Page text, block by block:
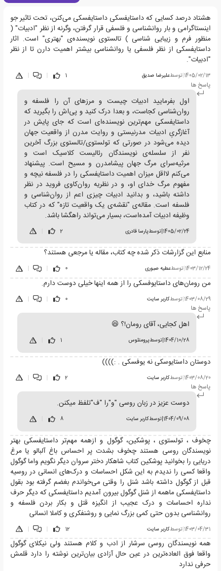
هشتاد درصد کسایی که داستایفسکی داستایفسکی می‌کنن، تحت تاثیر جو
اینستاگرامی و بار روانشناسی و فلسفی قرار گرفتن، وگرنه از نظر "ادبیات" (
منظور فرم و زیبایی شناسی ) تالستوی نویسنده‌ی "بهتری" است. اثار
داستایفسکی از نظر فلسفی یا روانشناسی بیشتر اهمیت دارن تا از نظر
"ادبیات".
1405/02/13
|توسطعلیرضا صدیق 1
|
|
پاسخ ها
اول بفرمایید ادبیات چیست و مرزهای آن را فلسفه و
روان‌شناسی کجاست، و بعدا درک کنید و پی‌اش را بگیرید که
داستایفسکی مهم‌ترین نویسنده‌ای است که جای پایش در
آغازگریِ ادبیات مدرنیستی و روایت مدرن از واقعیت جهان
دیده می‌شود در صورتی که تولستوی/تالستوی بزرگ آخرین
نفر از سلسله‌ی نویسندگان رئالیست کلاسیک است و
مرثیه‌سرای مرگ جهان پیشامدرن و مسیح است. پیشنهاد
می‌کنم لااقل میزان اهمیت داستایفسکی را در فلسفه نیچه و
مفهوم مرگ خدای او، و در نظریه روان‌کاوی فروید در نظر
داشته باشید، و بدانید ادبیات چیزی اعم از روان‌شناسی و
فلسفه است. مقاله‌ی "نقشه‌ی یک واقعیت تازه" که در کتاب
وظیفه ادبیات آمده‌است، بسیار می‌تواند راهگشا باشد.
1405/02/24
|توسطپارسا قادری 2
منابع این گزارشات ذکر شده چه کتاب، مقاله یا مرجعی هستند؟
1403/12/24
|توسطعطیه صبوری 0
|
|
من رومان‌های داستایوفسکی را از همه اینها خیلی دوست دارم.
1403/08/29
|توسطکاربر سایت 0
|
|
پاسخ ها
اهل کجایی، آقای رومان!؟ 😆
1404/10/28
|توسطپرومتئوس 1
دوستان داستایوسکی نه یوفسکی . :))))
1403/08/20
|توسطکاربر سایت 2
|
|
پاسخ ها
دوست عزیز در زبان روسی "و"را "ف"تلفظ میکنن.
1404/09/08
|توسطکاربر سایت 8
چخوف ، تولستوی ، پوشکین، گوگول و ازهمه مهم‌تر داستایفسکی بهتر
نویسندگان روسی هستند چخوف بشدت پر احساس باغ آلبالو یا مرغ
دریایی را بخوانید پوشکین کتاب شاهکار دختر سروان دیگر نگویم واما گوگول
واقعا کسی را ندیدم به این شکل احساسات و درک‌های انسانی در روسیه
قبل از گوگول داشته باشد شنل را وقتی می‌خواندم بغضم گرفته بود بقول
داستایفسکی ماهمه از شنل گوگول بیرون آمدیم داستایفسکی که دیگر حرف
نداره احساسات و درک عجیب از انگیزه قتل و بکار بردن فلسفه و
روانشناسی بدون حتی کمی بزرگ نمایی و روشنفکری و کاملا انسانی
1403/04/31
|توسطکاربر سایت 12
|
|
همه نویسندگان روسی سرشار از ادب و کلام هستند ولی نیکلای گوگول
واقعا فوق العاده‌ترین در عین حال آزادی بیان‌ترین نوشته را دارد قلمش
حرفی ندارد